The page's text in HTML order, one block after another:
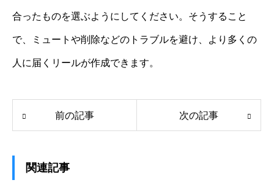
合ったものを選ぶようにしてください。そうすること
で、ミュートや削除などのトラブルを避け、より多くの
人に届くリールが作成できます。
前の記事 次の記事
関連記事